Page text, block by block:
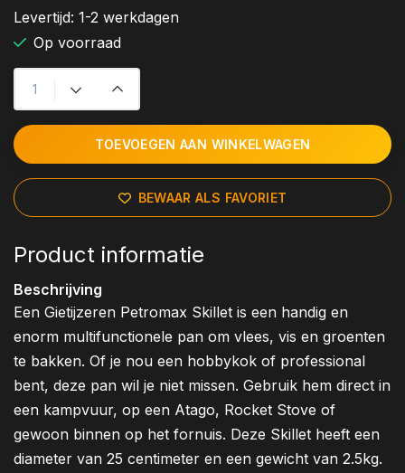
Levertijd: 1-2 werkdagen
Op voorraad
TOEVOEGEN AAN WINKELWAGEN
BEWAAR ALS FAVORIET
Product informatie
Beschrijving
Een Gietijzeren Petromax Skillet is een handig en
enorm multifunctionele pan om vlees, vis en groenten
te bakken. Of je nou een hobbykok of professional
bent, deze pan wil je niet missen. Gebruik hem direct in
een kampvuur, op een Atago, Rocket Stove of
gewoon binnen op het fornuis. Deze Skillet heeft een
diameter van 25 centimeter en een gewicht van 2.5kg.